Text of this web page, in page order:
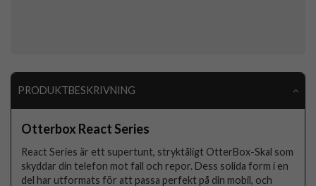
PRODUKTBESKRIVNING
Otterbox React Series
React Series är ett supertunt, stryktåligt OtterBox-Skal som
skyddar din telefon mot fall och repor. Dess solida form i en
del har utformats för att passa perfekt på din mobil, och